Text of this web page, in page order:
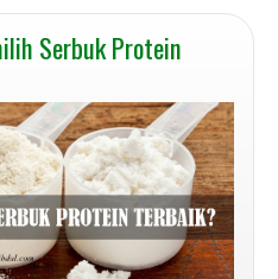
Serbuk Protein